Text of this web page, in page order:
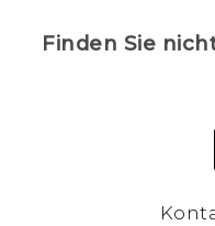
Finden Sie